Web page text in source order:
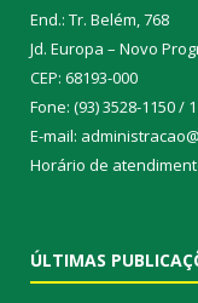
End.: Tr. Belém, 768
Jd. Europa – Novo
CEP: 68193-000
Fone: (93) 3528-1150 /
E-mail:
Horário de
ÚLTIMAS